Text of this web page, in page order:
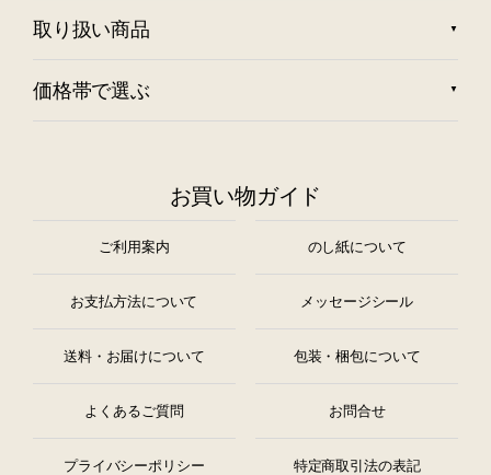
取り扱い商品
価格帯で選ぶ
お買い物ガイド
ご利用案内 のし紙について
お支払方法について メッセージシール
送料・お届けについて 包装・梱包について
よくあるご質問 お問合せ
プライバシーポリシー 特定商取引法の表記